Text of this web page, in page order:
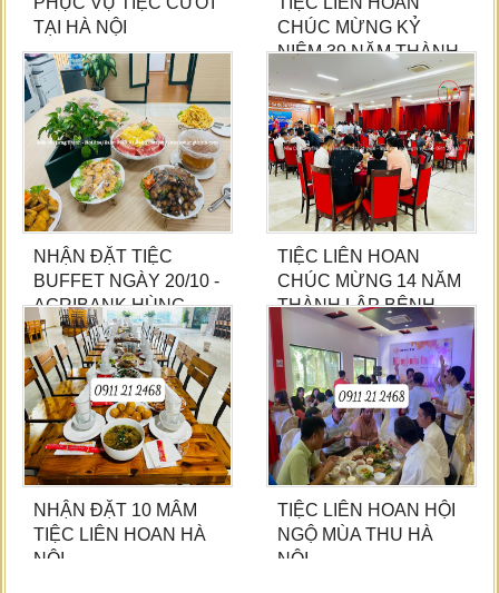
TẠI HÀ NỘI
CHÚC MỪNG KỶ
NIỆM 39 NĂM THÀNH
LẬP BỘ KH&CN
NHẬN ĐẶT TIỆC
BUFFET NGÀY 20/10 -
AGRIBANK HÙNG
VƯƠNG
TIỆC LIÊN HOAN
CHÚC MỪNG 14 NĂM
THÀNH LẬP BỆNH
VIỆN
NHẬN ĐẶT 10 MÂM
TIỆC LIÊN HOAN HÀ
NỘI
TIỆC LIÊN HOAN HỘI
NGỘ MÙA THU HÀ
NỘI